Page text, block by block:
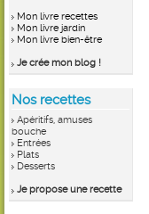
Mon livre recettes
Mon livre jardin
Mon livre bien-être
Je crée mon blog !
Nos recettes
Apéritifs, amuses
bouche
Entrées
Plats
Desserts
Je propose une recette